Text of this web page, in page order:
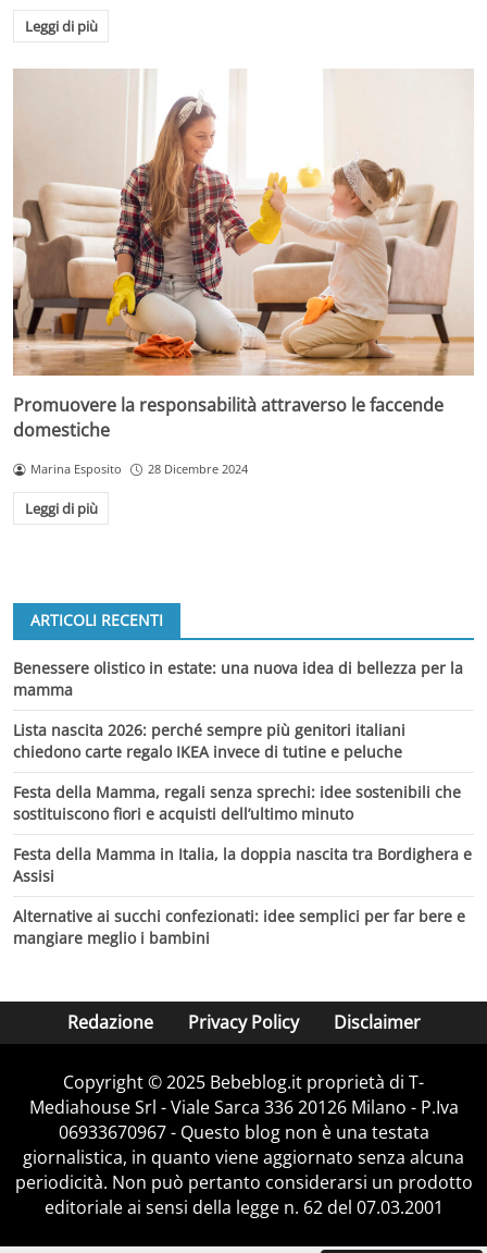
Leggi di più
Promuovere la responsabilità attraverso le faccende
domestiche
Marina Esposito 28 Dicembre 2024
Leggi di più
ARTICOLI RECENTI
Benessere olistico in estate: una nuova idea di bellezza per la
mamma
Lista nascita 2026: perché sempre più genitori italiani
chiedono carte regalo IKEA invece di tutine e peluche
Festa della Mamma, regali senza sprechi: idee sostenibili che
sostituiscono fiori e acquisti dell’ultimo minuto
Festa della Mamma in Italia, la doppia nascita tra Bordighera e
Assisi
Alternative ai succhi confezionati: idee semplici per far bere e
mangiare meglio i bambini
Redazione Privacy Policy Disclaimer
Copyright © 2025 Bebeblog.it proprietà di T-
Mediahouse Srl - Viale Sarca 336 20126 Milano - P.Iva
06933670967 - Questo blog non è una testata
giornalistica, in quanto viene aggiornato senza alcuna
periodicità. Non può pertanto considerarsi un prodotto
editoriale ai sensi della legge n. 62 del 07.03.2001